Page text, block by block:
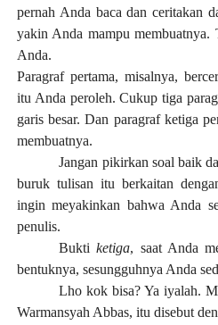
pernah Anda baca dan ceritakan
yakin Anda mampu membuatnya.
Anda.
Paragraf pertama, misalnya,
itu Anda peroleh. Cukup tiga
garis besar. Dan paragraf ketiga
membuatnya.
Jangan pikirkan soal baik
buruk tulisan itu berkaitan
ingin meyakinkan bahwa Anda
penulis.
Buktiketiga, saat Anda
bentuknya, sesungguhnya Anda
Lho kok bisa? Ya iyalah.
Warmansyah Abbas, itu disebut